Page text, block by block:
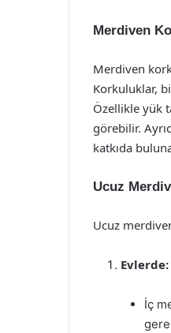
Merdiven
Merdiven
Korkuluklar,
Özellikle yük
görebilir.
katkıda
Ucuz
Ucuz
Evlerde:
İç